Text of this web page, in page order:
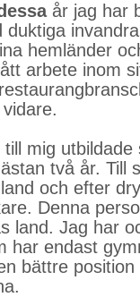
år jag har
duktiga
hemländer
arbete inom
till mig utbildade
två år. Till
och efter
Denna
land. Jag har
har endast
bättre